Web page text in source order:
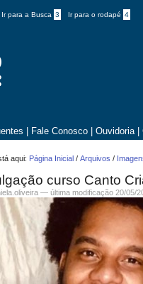
Ir para a Busca 3 Ir para o rodapé 4
Fale Conosco Ouvidoria
aqui: Página Inicial /Arquivos /
curso Canto
—última modificação 20/05/